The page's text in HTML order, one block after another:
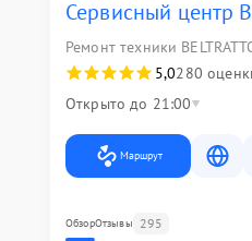
Сервисный центр
Ремонт техники
5,0280
Открыто до 21:00
Маршрут
ОбзорОтзывы 295